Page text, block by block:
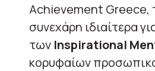
Achievement Greece,
συνεχάρη ιδιαίτερα
των Inspirational
κορυφαίων